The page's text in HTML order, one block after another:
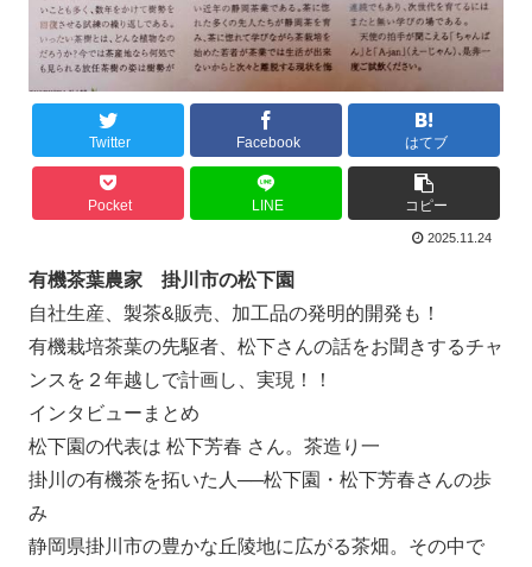
Twitter Facebook はてブ
Pocket LINE コピー
2025.11.24
有機茶葉農家 掛川市の松下園
自社生産、製茶&販売、加工品の発明的開発も！
有機栽培茶葉の先駆者、松下さんの話をお聞きするチャ
ンスを２年越しで計画し、実現！！
インタビューまとめ
松下園の代表は 松下芳春 さん。茶造り一
掛川の有機茶を拓いた人──松下園・松下芳春さんの歩
み
静岡県掛川市の豊かな丘陵地に広がる茶畑。その中で